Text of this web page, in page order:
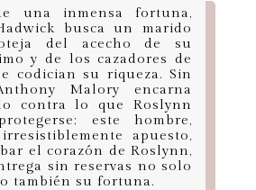
una inmensa fortuna,
busca un marido
del acecho de su
y de los cazadores de
codician su riqueza. Sin
Malory encarna
contra lo que Roslynn
este hombre,
apuesto,
el corazón de Roslynn,
sin reservas no solo
también su fortuna.